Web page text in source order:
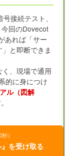
接続テスト、
回のDovecot
あれば「サー
と即断できま
、現場で通用
的に身につけ
ル（図解
）
を受け取る